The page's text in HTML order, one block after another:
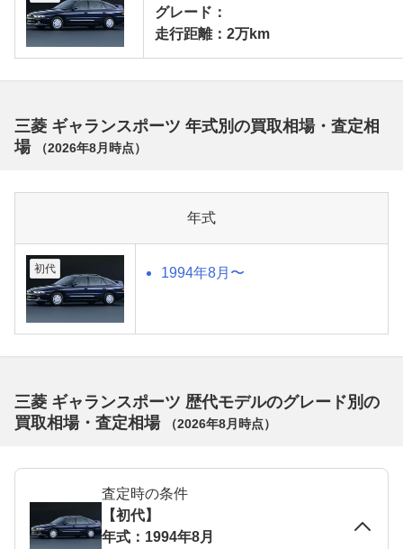
グレード：
走行距離：2万km
三菱 ギャランスポーツ 年式別の買取相場・査定相
場
（2026年8月 時点）
年式
初代 1994年8月〜
三菱 ギャランスポーツ 歴代モデルのグレード別の
買取相場・査定相場
（2026年8月 時点）
査定時の条件
【初代】
年式：1994年8月